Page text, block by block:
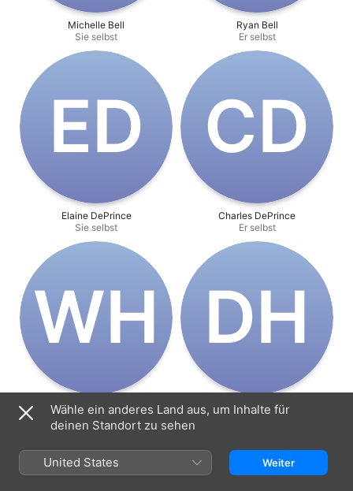
Michelle Bell
Sie selbst
Ryan Bell
Er selbst
E‌D
Elaine DePrince
Sie selbst
C‌D
Charles DePrince
Er selbst
W‌H
Wendy Houseknecht
Sie selbst
D‌H
David Houseknecht
Er selbst
Wähle ein anderes Land aus, um Inhalte für
deinen Standort zu sehen
United States Weiter